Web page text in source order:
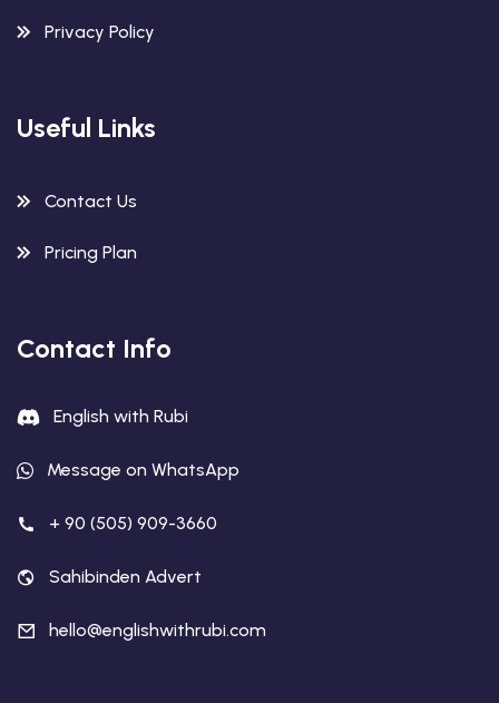
Privacy Policy
Useful Links
Contact Us
Pricing Plan
Contact Info
English with Rubi
Message on WhatsApp
+ 90 (505) 909-3660
Sahibinden Advert
hello@englishwithrubi.com